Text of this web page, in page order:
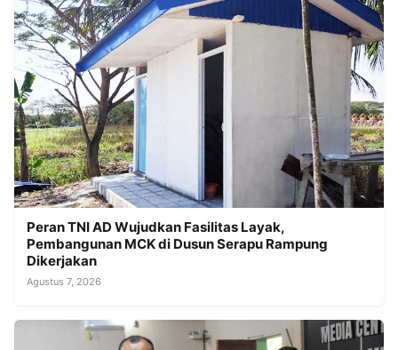
Peran TNI AD Wujudkan Fasilitas Layak,
Pembangunan MCK di Dusun Serapu Rampung
Dikerjakan
Agustus 7, 2026